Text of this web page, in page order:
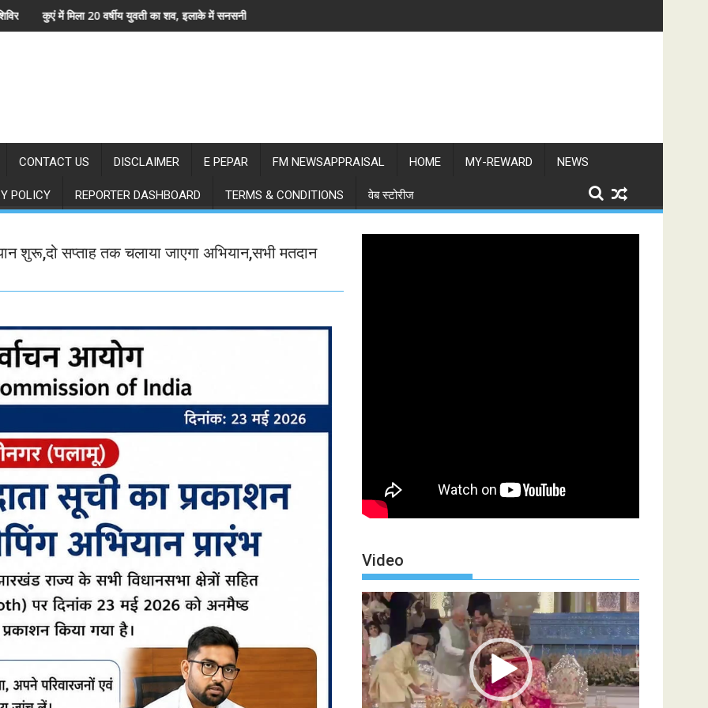
शव, इलाके में सनसनी लातेहार में अतिक्रमण के खिलाफ नगर पंचायत की कार्रवाई, सब्जी विक्रेताओं से खाली कराया स्थल
CONTACT US DISCLAIMER E PEPAR FM NEWSAPPRAISAL HOME MY-REWARD NEWS
POLICY REPORTER DASHBOARD TERMS & CONDITIONS वेब स्टोरीज
शुरू,दो सप्ताह तक चलाया जाएगा अभियान,सभी मतदान
Video
Video
Player